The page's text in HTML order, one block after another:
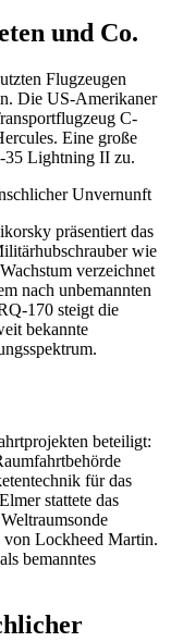
und Co.
Flugzeugen
Die US-Amerikaner
C-
Eine große
35 Lightning II zu.
präsentiert das
wie
verzeichnet
nach unbemannten
170 steigt die
bekannte
beteiligt:
für das
stattete das
von Lockheed Martin.
bemanntes